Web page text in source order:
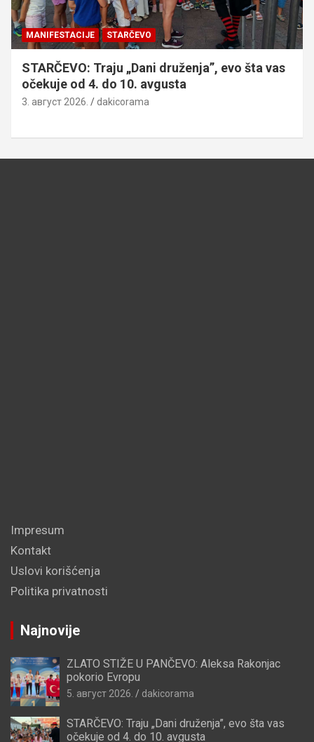
MANIFESTACIJE STARČEVO
STARČEVO: Traju „Dani druženja”, evo šta vas
očekuje od 4. do 10. avgusta
3. август 2026. dakicorama
Impresum
Kontakt
Uslovi korišćenja
Politika privatnosti
Najnovije
ZLATO STIŽE U PANČEVO: Aleksa Rakonjac
pokorio Evropu
5. август 2026. dakicorama
STARČEVO: Traju „Dani druženja”, evo šta vas
očekuje od 4. do 10. avgusta